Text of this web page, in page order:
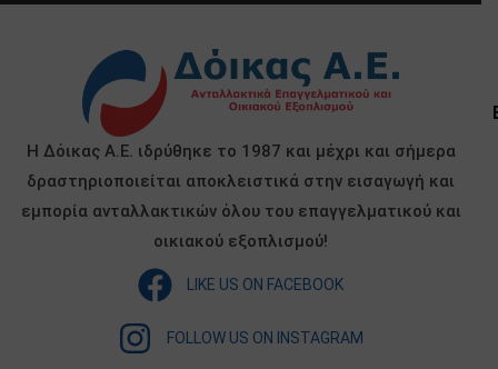
Η Δόικας Α.Ε. ιδρύθηκε το 1987 και μέχρι και σήμερα
δραστηριοποιείται αποκλειστικά στην εισαγωγή και
εμπορία ανταλλακτικών όλου του επαγγελματικού και
οικιακού εξοπλισμού!
LIKE US ON FACEBOOK
FOLLOW US ON INSTAGRAM